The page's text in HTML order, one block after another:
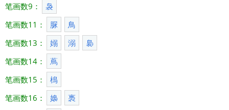
笔画数9：
袅
笔画数11：
脲
鳥
笔画数13：
嫋 溺
裊
笔画数14：
蔦
笔画数15：
樢
笔画数16：
嬝
褭